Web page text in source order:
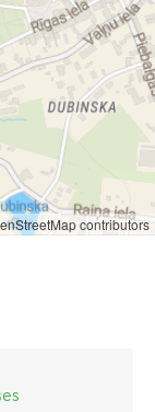
contributors